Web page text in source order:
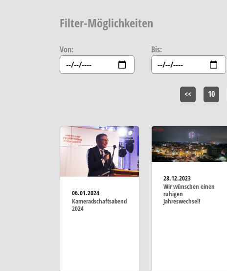
Filter-Möglichkeiten
Von: Bis:
<< 10
06.01.2024
Kameradschaftsabend
2024
28.12.2023
Wir wünschen einen
ruhigen
Jahreswechsel!